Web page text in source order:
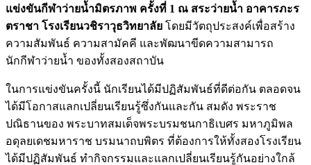
แข่งขันกีฬาว่ายน้ำมิตรภาพ ครั้งที่ 1 ณ สระว่ายน้ำ อาคารภะร
ตราชา โรงเรียนวชิราวุธวิทยาลัย โดยมีวัตถุประสงค์เพื่อสร้าง
ความสัมพันธ์ ความสามัคคี และพัฒนาขีดความสามารถ
นักกีฬาว่ายน้ำ ของทั้งสองสถาบัน
ในการแข่งขันครั้งนี้ นักเรียนได้มีปฏิสัมพันธ์ที่ดีต่อกัน ตลอดจน
ได้มีโอกาสแลกเปลี่ยนเรียนรู้ซึ่งกันและกัน สมดัง พระราช
ปณิธานของ พระบาทสมเด็จพระบรมชนกาธิเบศร มหาภูมิพล
อดุลยเดชมหาราช บรมนาถบพิตร ที่ต้องการให้ทั้งสองโรงเรียน
ได้มีปฏิสัมพันธ์ ทำกิจกรรมและแลกเปลี่ยนเรียนรู้กันอย่างใกล้